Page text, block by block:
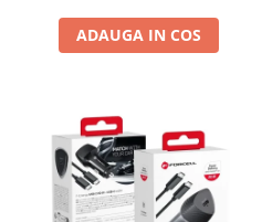
ADAUGA IN COS